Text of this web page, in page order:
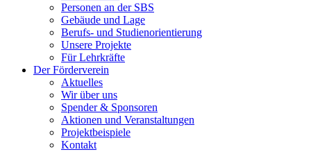
Personen an der SBS
Gebäude und Lage
Berufs- und Studienorientierung
Unsere Projekte
Für Lehrkräfte
Der Förderverein
Aktuelles
Wir über uns
Spender & Sponsoren
Aktionen und Veranstaltungen
Projektbeispiele
Kontakt